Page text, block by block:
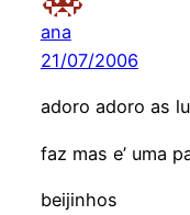
ana
21/07/2006
adoro adoro as
faz mas e’ uma
beijinhos